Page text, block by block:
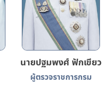
นายปฐมพงศ์ ฟักเขียว
ผู้ตรวจราชการกรม